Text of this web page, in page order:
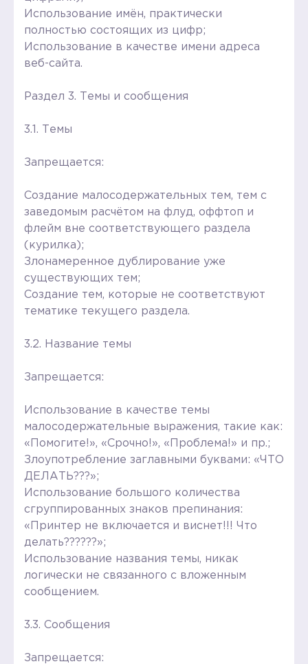
Использование имён, практически
полностью состоящих из цифр;
Использование в качестве имени адреса
веб-сайта.
Раздел 3. Темы и сообщения
3.1. Темы
Запрещается:
Создание малосодержательных тем, тем с
заведомым расчётом на флуд, оффтоп и
флейм вне соответствующего раздела
(курилка);
Злонамеренное дублирование уже
существующих тем;
Создание тем, которые не соответствуют
тематике текущего раздела.
3.2. Название темы
Запрещается:
Использование в качестве темы
малосодержательные выражения, такие как:
«Помогите!», «Срочно!», «Проблема!» и пр.;
Злоупотребление заглавными буквами: «ЧТО
ДЕЛАТЬ???»;
Использование большого количества
сгруппированных знаков препинания:
«Принтер не включается и виснет!!! Что
делать??????»;
Использование названия темы, никак
логически не связанного с вложенным
сообщением.
3.3. Сообщения
Запрещается: